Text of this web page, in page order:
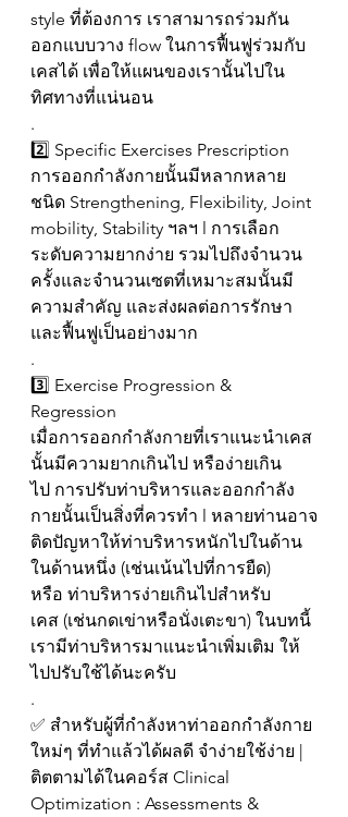
style ที่ต้องการ เราสามารถร่วมกัน
ออกแบบวาง flow ในการฟื้นฟูร่วมกับ
เคสได้ เพื่อให้แผนของเรานั้นไปใน
ทิศทางที่แน่นอน
.
2️⃣ Specific Exercises Prescription
การออกกำลังกายนั้นมีหลากหลาย
ชนิด Strengthening, Flexibility, Joint
mobility, Stability ฯลฯ l การเลือก
ระดับความยากง่าย รวมไปถึงจำนวน
ครั้งและจำนวนเซตที่เหมาะสมนั้นมี
ความสำคัญ และส่งผลต่อการรักษา
และฟื้นฟูเป็นอย่างมาก
.
3️⃣ Exercise Progression &
Regression
เมื่อการออกกำลังกายที่เราแนะนำเคส
นั้นมีความยากเกินไป หรือง่ายเกิน
ไป การปรับท่าบริหารและออกกำลัง
กายนั้นเป็นสิ่งที่ควรทำ l หลายท่านอาจ
ติดปัญหาให้ท่าบริหารหนักไปในด้าน
ในด้านหนึ่ง (เช่นเน้นไปที่การยืด)
หรือ ท่าบริหารง่ายเกินไปสำหรับ
เคส (เช่นกดเข่าหรือนั่งเตะขา) ในบทนี้
เรามีท่าบริหารมาแนะนำเพิ่มเติม ให้
ไปปรับใช้ได้นะครับ
.
✅ สำหรับผู้ที่กำลังหาท่าออกกำลังกาย
ใหม่ๆ ที่ทำแล้วได้ผลดี จำง่ายใช้ง่าย |
ติตตามได้ในคอร์ส Clinical
Optimization : Assessments &